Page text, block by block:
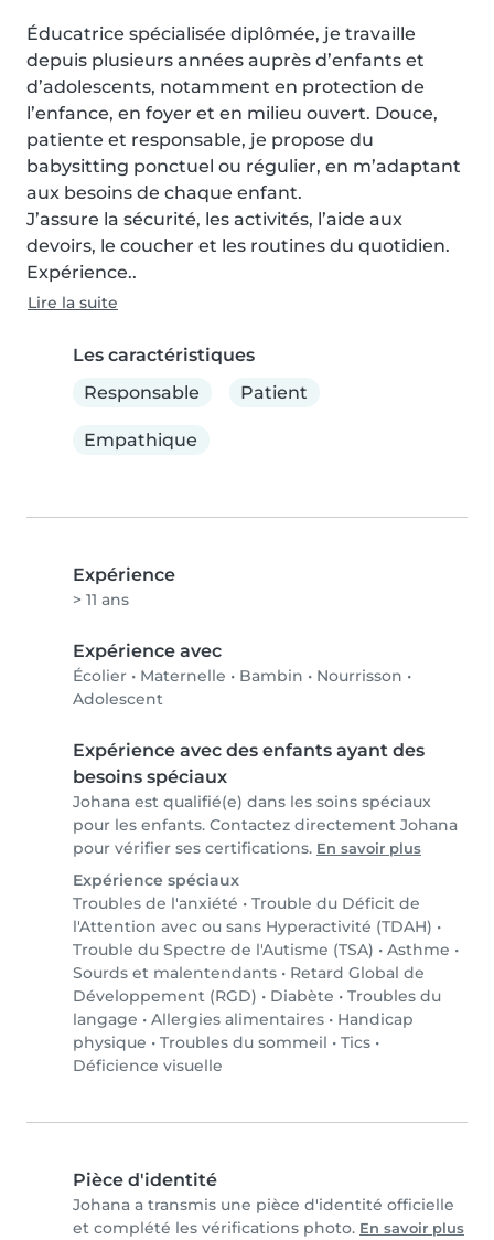
Éducatrice spécialisée diplômée, je travaille
depuis plusieurs années auprès d’enfants et
d’adolescents, notamment en protection de
l’enfance, en foyer et en milieu ouvert. Douce,
patiente et responsable, je propose du
babysitting ponctuel ou régulier, en m’adaptant
aux besoins de chaque enfant.
J’assure la sécurité, les activités, l’aide aux
devoirs, le coucher et les routines du quotidien.
Expérience..
Lire la suite
Les caractéristiques
Responsable
Patient
Empathique
Expérience
> 11 ans
Expérience avec
Écolier • Maternelle • Bambin • Nourrisson •
Adolescent
Expérience avec des enfants ayant des
besoins spéciaux
Johana est qualifié(e) dans les soins spéciaux
pour les enfants. Contactez directement Johana
pour vérifier ses certifications. En savoir plus
Expérience spéciaux
Troubles de l'anxiété • Trouble du Déficit de
l'Attention avec ou sans Hyperactivité (TDAH) •
Trouble du Spectre de l'Autisme (TSA) • Asthme •
Sourds et malentendants • Retard Global de
Développement (RGD) • Diabète • Troubles du
langage • Allergies alimentaires • Handicap
physique • Troubles du sommeil • Tics •
Déficience visuelle
Pièce d'identité
Johana a transmis une pièce d'identité officielle
et complété les vérifications photo. En savoir plus